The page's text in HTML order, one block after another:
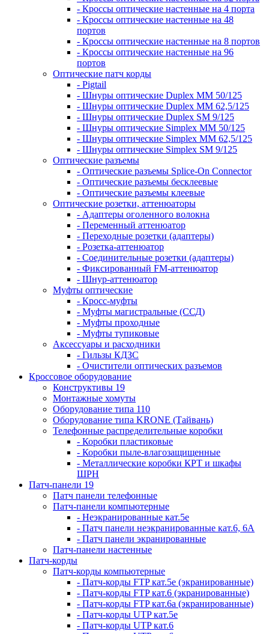
- Кроссы оптические настенные на 4 порта
- Кроссы оптические настенные на 48
портов
- Кроссы оптические настенные на 8 портов
- Кроссы оптические настенные на 96
портов
Оптические патч корды
- Pigtail
- Шнуры оптические Duplex MM 50/125
- Шнуры оптические Duplex MM 62,5/125
- Шнуры оптические Duplex SM 9/125
- Шнуры оптические Simplex MM 50/125
- Шнуры оптические Simplex MM 62,5/125
- Шнуры оптические Simplex SM 9/125
Оптические разъемы
- Оптические разъемы Splice-On Connector
- Оптические разъемы бесклеевые
- Оптические разъемы клеевые
Оптические розетки, аттенюаторы
- Адаптеры оголенного волокна
- Переменный аттенюатор
- Переходные розетки (адаптеры)
- Розетка-аттенюатор
- Соединительные розетки (адаптеры)
- Фиксированный FM-аттенюатор
- Шнур-аттенюатор
Муфты оптические
- Кросс-муфты
- Муфты магистральные (ССД)
- Муфты проходные
- Муфты тупиковые
Аксессуары и расходники
- Гильзы КДЗС
- Очистители оптических разъемов
Кроссовое оборудование
Конструктивы 19
Монтажные хомуты
Оборудование типа 110
Оборудование типа KRONE (Тайвань)
Телефонные распределительные коробки
- Коробки пластиковые
- Коробки пыле-влагозащищенные
- Металлические коробки КРТ и шкафы
ШРН
Патч-панели 19
Патч панели телефонные
Патч-панели компьютерные
- Неэкранированные кат.5е
- Патч панели неэкранированные кат.6, 6А
- Патч панели экранированные
Патч-панели настенные
Патч-корды
Патч-корды компьютерные
- Патч-корды FTP кат.5е (экранированные)
- Патч-корды FTP кат.6 (экранированные)
- Патч-корды FTP кат.6а (экранированные)
- Патч-корды UTP кат.5е
- Патч-корды UTP кат.6